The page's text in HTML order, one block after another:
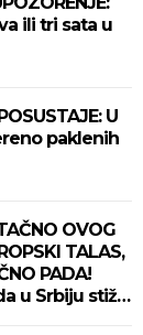
ili tri sata u
U
paklenih
OVOG
TALAS,
PADA!
u Srbiju stiže